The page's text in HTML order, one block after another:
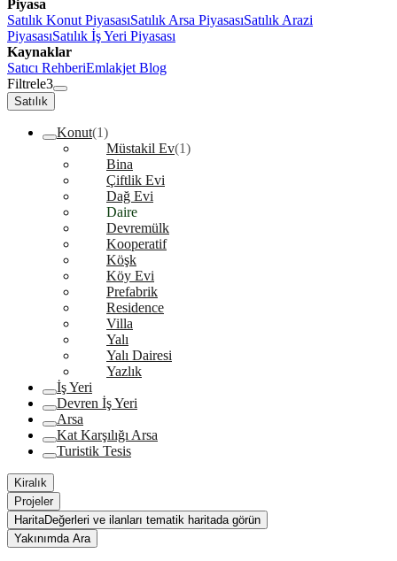
Piyasa
Satılık Konut PiyasasıSatılık Arsa PiyasasıSatılık Arazi
PiyasasıSatılık İş Yeri Piyasası
Kaynaklar
Satıcı RehberiEmlakjet Blog
Filtrele3
Satılık
Konut(1)
Müstakil Ev(1)
Bina
Çiftlik Evi
Dağ Evi
Daire
Devremülk
Kooperatif
Köşk
Köy Evi
Prefabrik
Residence
Villa
Yalı
Yalı Dairesi
Yazlık
İş Yeri
Devren İş Yeri
Arsa
Kat Karşılığı Arsa
Turistik Tesis
Kiralık
Projeler
HaritaDeğerleri ve ilanları tematik haritada görün
Yakınımda Ara